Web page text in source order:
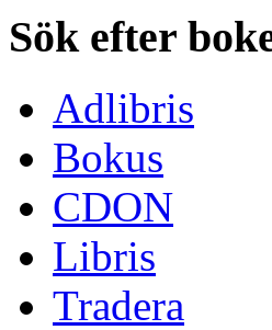
Sök efter
Adlibris
Bokus
CDON
Libris
Tradera